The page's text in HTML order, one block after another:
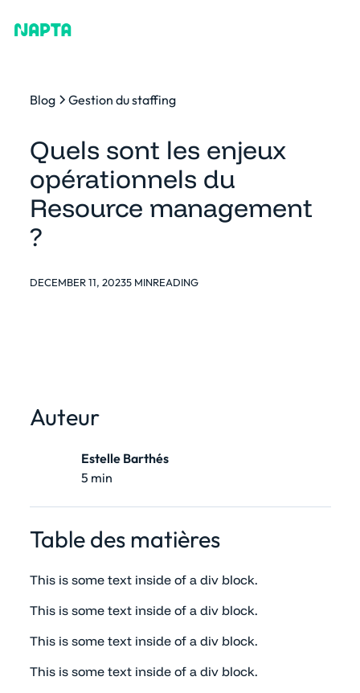
Blog Gestion du staffing
Quels sont les enjeux
opérationnels du
Resource management
?
DECEMBER 11, 20235 MINREADING
Auteur
Estelle Barthés
5 min
Table des matières
This is some text inside of a div block.
This is some text inside of a div block.
This is some text inside of a div block.
This is some text inside of a div block.